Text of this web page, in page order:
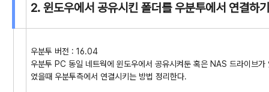
2. 윈도우에서 공유시킨 폴더를 우분투에서 연결하
우분투 버전 : 16.04
우분투 PC 동일 네트웍에 윈도우에서 공유시켜둔 혹은 NAS 드라이브
였을때 우분투측에서 연결시키는 방법 정리한다.